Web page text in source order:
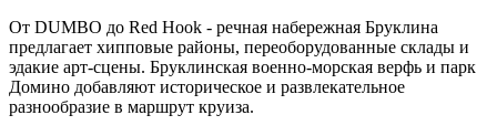
От DUMBO до Red Hook - речная набережная Бруклина
предлагает хипповые районы, переоборудованные склады и
эдакие арт-сцены. Бруклинская военно-морская верфь и парк
Домино добавляют историческое и развлекательное
разнообразие в маршрут круиза.